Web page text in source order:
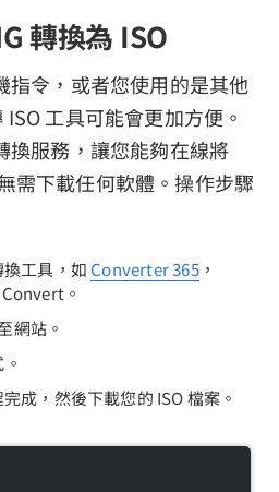
轉換為 ISO
指令，或者您使用的是其他
工具可能會更加方便。
換服務，讓您能夠在線將
需下載任何軟體。操作步驟
工具，如 Converter 365，
。
網站。
成，然後下載您的 ISO 檔案。